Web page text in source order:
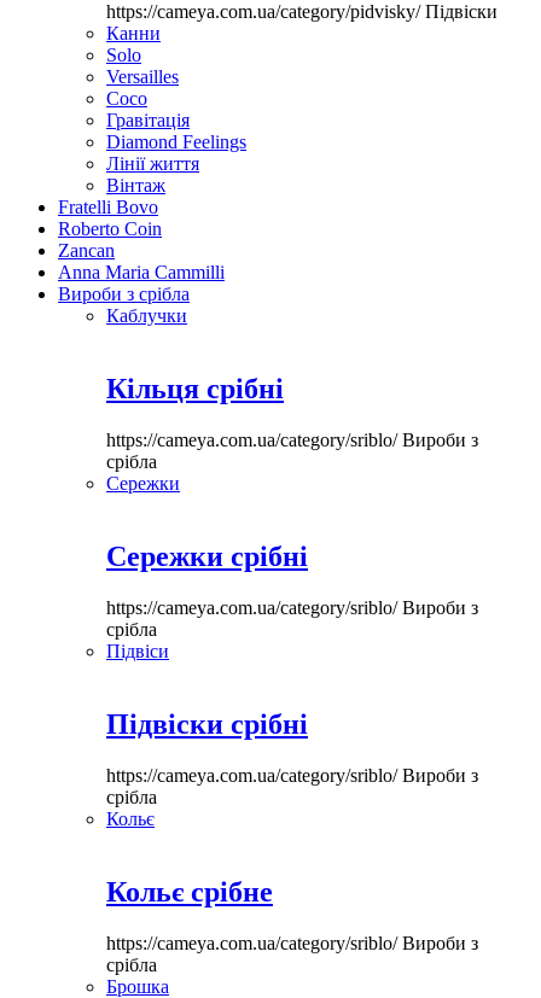
https://cameya.com.ua/category/pidvisky/Підвіски
Канни
Solo
Versailles
Coco
Гравітація
Diamond Feelings
Лінії життя
Вінтаж
Fratelli Bovo
Roberto Coin
Zancan
Anna Maria Cammilli
Вироби з срібла
Каблучки
Кільця срібні
https://cameya.com.ua/category/sriblo/Вироби з
срібла
Сережки
Сережки срібні
https://cameya.com.ua/category/sriblo/Вироби з
срібла
Підвіси
Підвіски срібні
https://cameya.com.ua/category/sriblo/Вироби з
срібла
Кольє
Кольє срібне
https://cameya.com.ua/category/sriblo/Вироби з
срібла
Брошка